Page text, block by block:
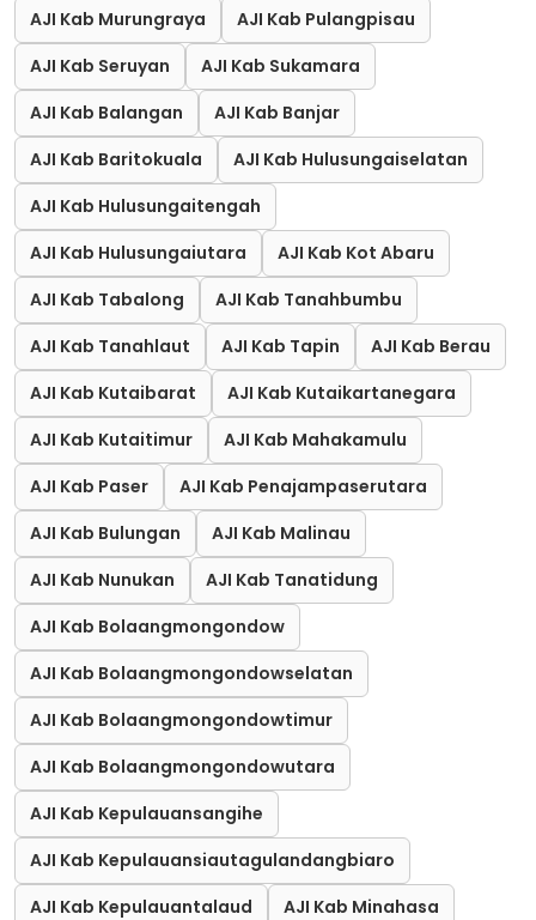
AJI Kab Murungraya
AJI Kab Pulangpisau
AJI Kab Seruyan
AJI Kab Sukamara
AJI Kab Balangan
AJI Kab Banjar
AJI Kab Baritokuala
AJI Kab Hulusungaiselatan
AJI Kab Hulusungaitengah
AJI Kab Hulusungaiutara
AJI Kab Kot Abaru
AJI Kab Tabalong
AJI Kab Tanahbumbu
AJI Kab Tanahlaut
AJI Kab Tapin
AJI Kab Berau
AJI Kab Kutaibarat
AJI Kab Kutaikartanegara
AJI Kab Kutaitimur
AJI Kab Mahakamulu
AJI Kab Paser
AJI Kab Penajampaserutara
AJI Kab Bulungan
AJI Kab Malinau
AJI Kab Nunukan
AJI Kab Tanatidung
AJI Kab Bolaangmongondow
AJI Kab Bolaangmongondowselatan
AJI Kab Bolaangmongondowtimur
AJI Kab Bolaangmongondowutara
AJI Kab Kepulauansangihe
AJI Kab Kepulauansiautagulandangbiaro
AJI Kab Kepulauantalaud
AJI Kab Minahasa